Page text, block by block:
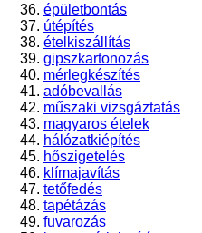
épületbontás
útépítés
ételkiszállítás
gipszkartonozás
mérlegkészítés
adóbevallás
műszaki vizsgáztatás
magyaros ételek
hálózatkiépítés
hőszigetelés
klímajavítás
tetőfedés
tapétázás
fuvarozás